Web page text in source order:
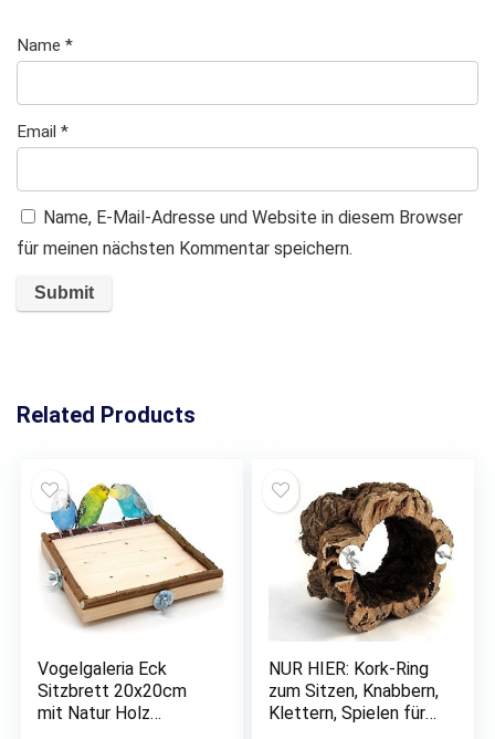
Name *
Email *
Name, E-Mail-Adresse und Website in diesem Browser
für meinen nächsten Kommentar speichern.
Related Products
Vogelgaleria Eck
Sitzbrett 20x20cm
mit Natur Holz
NUR HIER: Kork-Ring
zum Sitzen, Knabbern,
Klettern, Spielen für